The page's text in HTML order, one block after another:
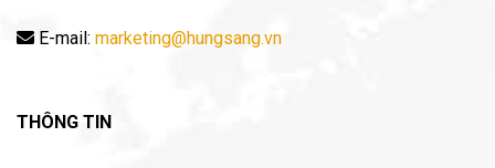
E-mail: marketing@hungsang.vn
THÔNG TIN